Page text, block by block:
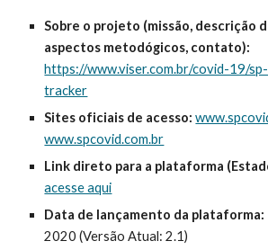
Sobre o projeto (missão, descrição
aspectos metodógicos, contato):
https://www.viser.com.br/covid-19/
tracker
Sites oficiais de acesso:
www.spcovid.com.br
Link direto para a plataforma (E
acesse aqui
Data de lançamento da plataforma:
2020 (Versão Atual: 2.1)